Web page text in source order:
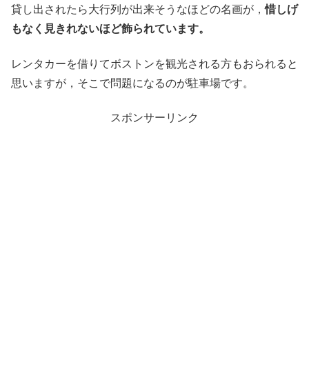
貸し出されたら大行列が出来そうなほどの名画が，惜しげ
もなく見きれないほど飾られています。
レンタカーを借りてボストンを観光される方もおられると
思いますが，そこで問題になるのが駐車場です。
スポンサーリンク